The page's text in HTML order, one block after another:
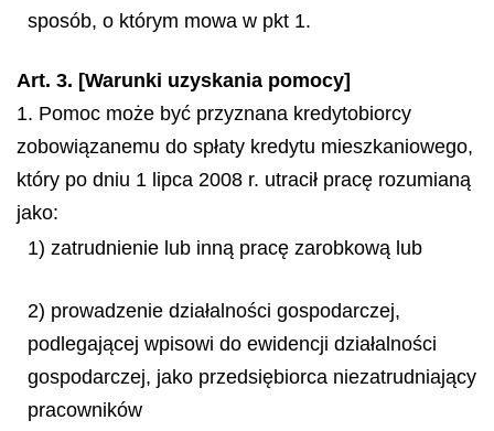
sposób, o którym mowa w pkt 1.
Art. 3. [Warunki uzyskania pomocy]
1. Pomoc może być przyznana kredytobiorcy
zobowiązanemu do spłaty kredytu mieszkaniowego,
który po dniu 1 lipca 2008 r. utracił pracę rozumianą
jako:
1) zatrudnienie lub inną pracę zarobkową lub
2) prowadzenie działalności gospodarczej,
podlegającej wpisowi do ewidencji działalności
gospodarczej, jako przedsiębiorca niezatrudniający
pracowników